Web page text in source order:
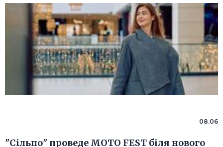
08.06
"Сільпо" проведе MOTO FEST біля нового